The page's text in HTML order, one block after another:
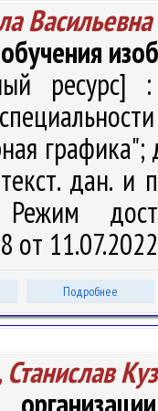
Васильевна
ресурс]
дан.
от
Подробнее